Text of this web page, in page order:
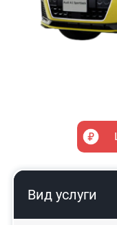
Вид услуги